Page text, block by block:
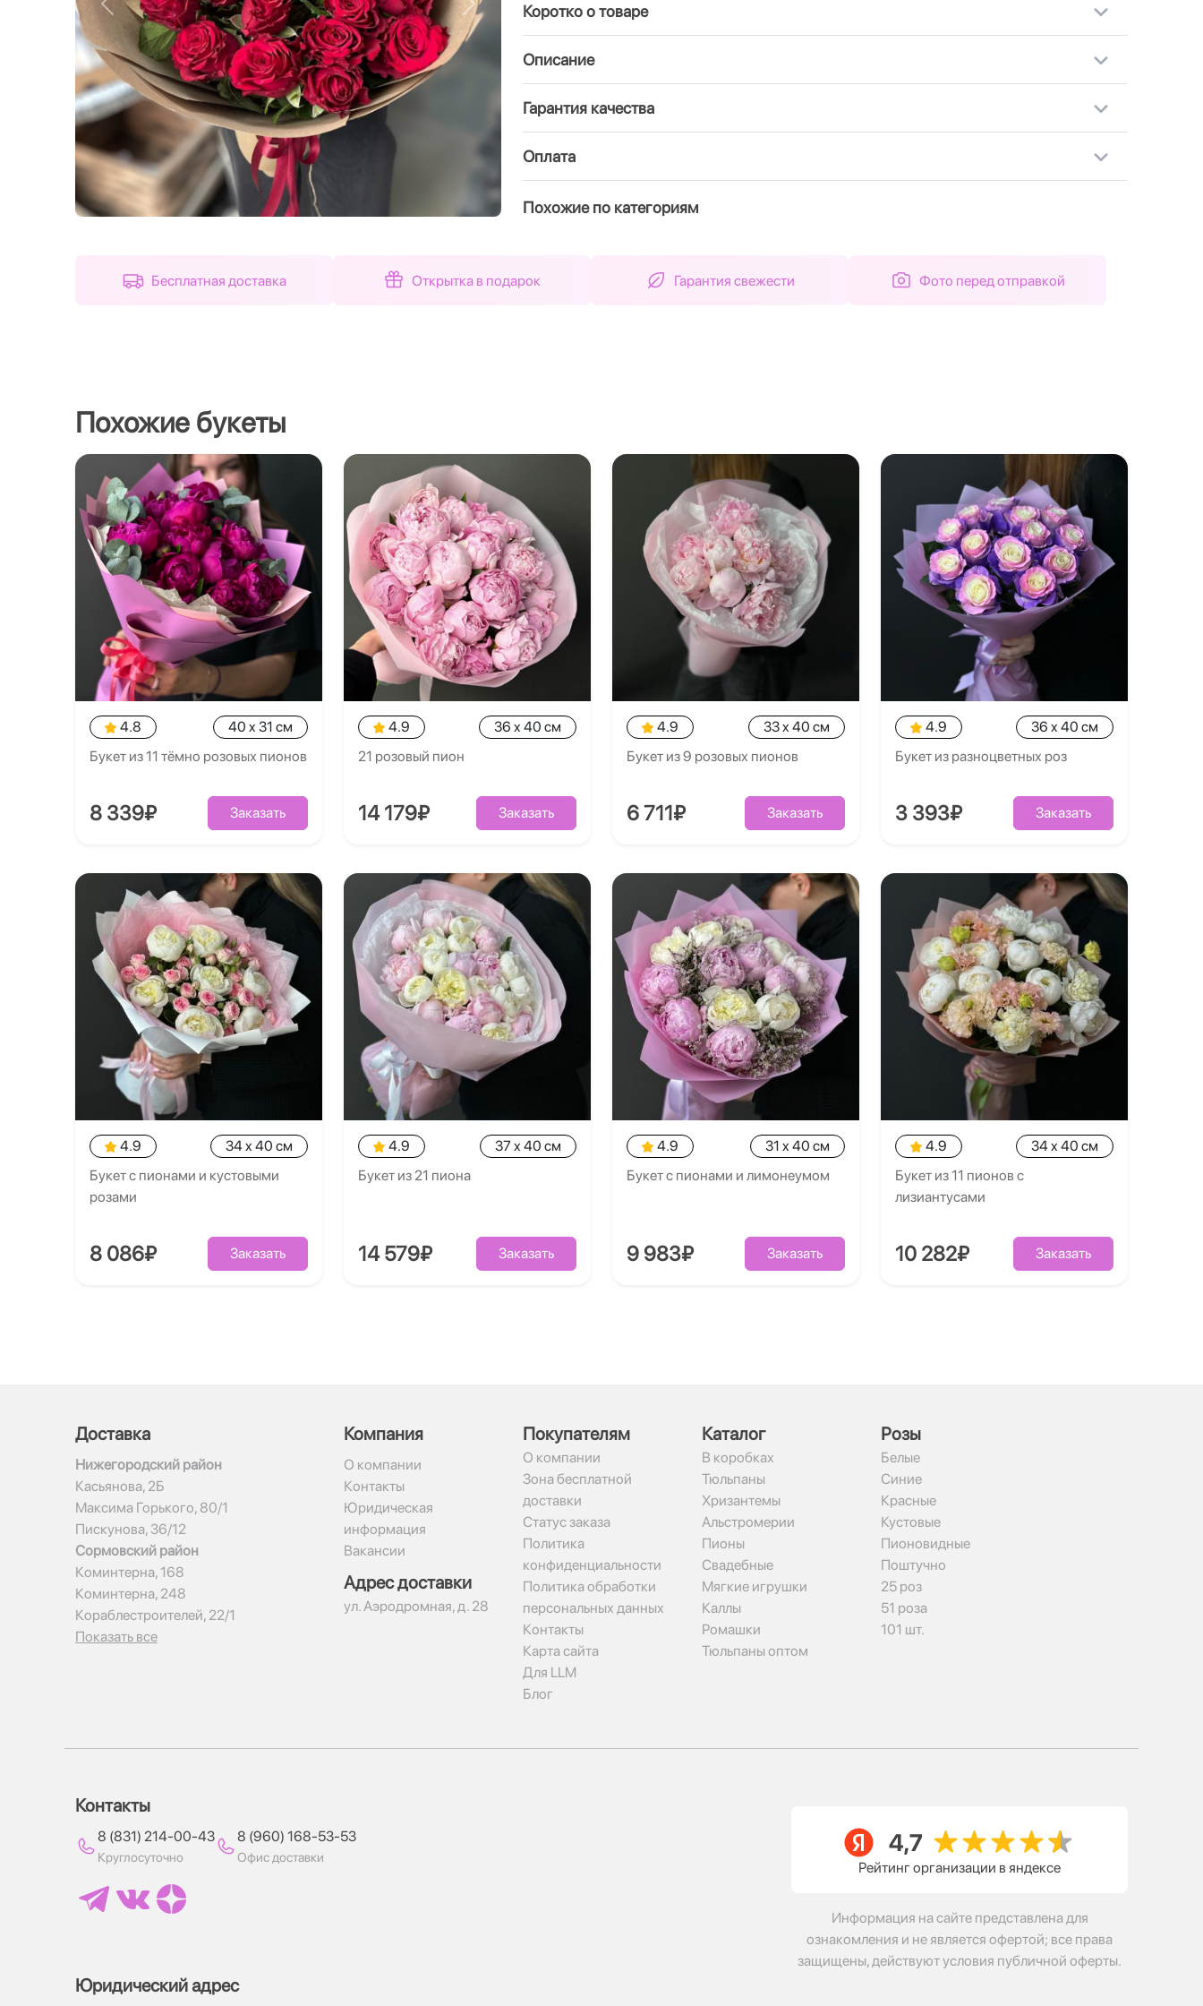
Назад Вперед Коротко о товаре
Описание
Гарантия качества
Оплата
Похожие по категориям
Бесплатная доставка Открытка в подарок Гарантия свежести Фото перед отправкой
Похожие букеты
4.8
40 x 31 см
Букет из 11 тёмно розовых пионов
8 339₽ Заказать
4.9
36 x 40 см
21 розовый пион
14 179₽ Заказать
4.9
33 x 40 см
Букет из 9 розовых пионов
6 711₽ Заказать
4.9
36 x 40 см
Букет из разноцветных роз
3 393₽ Заказать
4.9
34 x 40 см
Букет с пионами и кустовыми
розами
8 086₽ Заказать
4.9
37 x 40 см
Букет из 21 пиона
14 579₽ Заказать
4.9
31 x 40 см
Букет с пионами и лимонеумом
9 983₽ Заказать
4.9
34 x 40 см
Букет из 11 пионов с
лизиантусами
10 282₽ Заказать
Доставка
Нижегородский район
Касьянова, 2Б
Максима Горького, 80/1
Пискунова, 36/12
Сормовский район
Коминтерна, 168
Коминтерна, 248
Кораблестроителей, 22/1
Показать все
Компания
О компании
Контакты
Юридическая
информация
Вакансии
Адрес доставки
ул. Аэродромная, д. 28
Покупателям
О компании
Зона бесплатной
доставки
Статус заказа
Политика
конфиденциальности
Политика обработки
персональных данных
Контакты
Карта сайта
Для LLM
Блог
Каталог
В коробках
Тюльпаны
Хризантемы
Альстромерии
Пионы
Свадебные
Мягкие игрушки
Каллы
Ромашки
Тюльпаны оптом
Рoзы
Белые
Синие
Красные
Кустовые
Пионовидные
Поштучно
25 роз
51 роза
101 шт.
Контакты
8 (831) 214-00-43
Круглосуточно
8 (960) 168-53-53
Офис доставки
Рейтинг организации в яндексе
Информация на сайте представлена для
ознакомления и не является офертой; все права
защищены, действуют условия публичной оферты.
Юридический адрес